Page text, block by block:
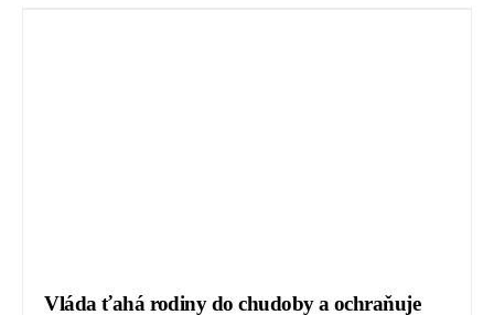
Vláda ťahá rodiny do chudoby a ochraňuje